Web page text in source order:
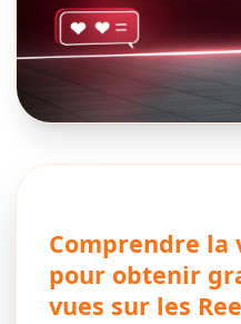
Comprendre
pour obtenir
vues sur les